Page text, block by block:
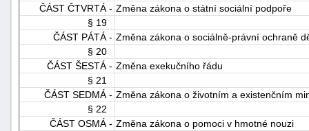
ČÁST ČTVRTÁ - Změna zákona o státní sociální podpoře
§ 19
ČÁST PÁTÁ - Změna zákona o sociálně-právní ochraně
§ 20
ČÁST ŠESTÁ - Změna exekučního řádu
§ 21
ČÁST SEDMÁ - Změna zákona o životním a existenčním
§ 22
ČÁST OSMÁ - Změna zákona o pomoci v hmotné nouzi